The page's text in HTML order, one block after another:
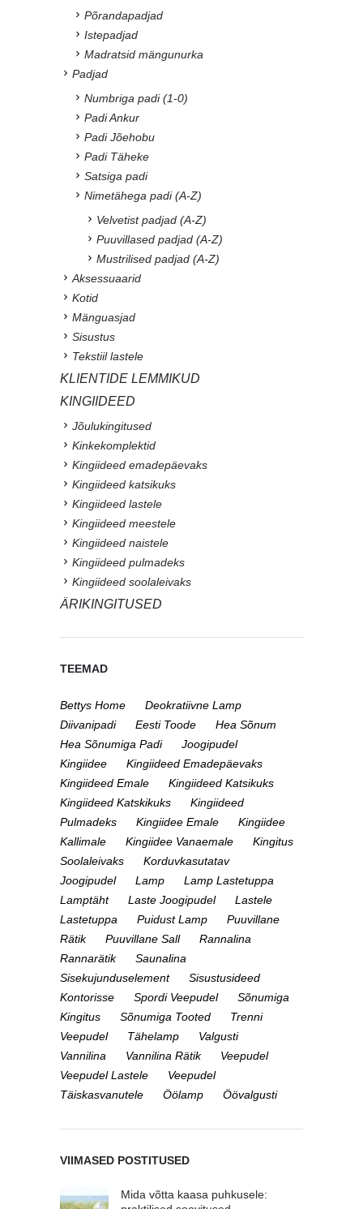
Põrandapadjad
Istepadjad
Madratsid mängunurka
Padjad
Numbriga padi (1-0)
Padi Ankur
Padi Jõehobu
Padi Täheke
Satsiga padi
Nimetähega padi (A-Z)
Velvetist padjad (A-Z)
Puuvillased padjad (A-Z)
Mustrilised padjad (A-Z)
Aksessuaarid
Kotid
Mänguasjad
Sisustus
Tekstiil lastele
KLIENTIDE LEMMIKUD
KINGIIDEED
Jõulukingitused
Kinkekomplektid
Kingiideed emadepäevaks
Kingiideed katsikuks
Kingiideed lastele
Kingiideed meestele
Kingiideed naistele
Kingiideed pulmadeks
Kingiideed soolaleivaks
ÄRIKINGITUSED
TEEMAD
Bettys Home
Deokratiivne Lamp
Diivanipadi
Eesti Toode
Hea Sõnum
Hea Sõnumiga Padi
Joogipudel
Kingiidee
Kingiideed Emadepäevaks
Kingiideed Emale
Kingiideed Katsikuks
Kingiideed Katskikuks
Kingiideed
Pulmadeks
Kingiidee Emale
Kingiidee
Kallimale
Kingiidee Vanaemale
Kingitus
Soolaleivaks
Korduvkasutatav
Joogipudel
Lamp
Lamp Lastetuppa
Lamptäht
Laste Joogipudel
Lastele
Lastetuppa
Puidust Lamp
Puuvillane
Rätik
Puuvillane Sall
Rannalina
Rannarätik
Saunalina
Sisekujunduselement
Sisustusideed
Kontorisse
Spordi Veepudel
Sõnumiga
Kingitus
Sõnumiga Tooted
Trenni
Veepudel
Tähelamp
Valgusti
Vannilina
Vannilina Rätik
Veepudel
Veepudel Lastele
Veepudel
Täiskasvanutele
Öölamp Öövalgusti
VIIMASED POSTITUSED
Mida võtta kaasa puhkusele: